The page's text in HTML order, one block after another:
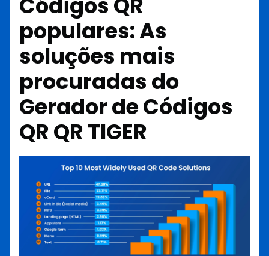
populares: As
soluções mais
procuradas do
Gerador de Códigos
QR QR TIGER